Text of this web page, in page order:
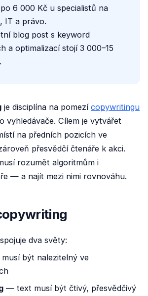
6 000 Kč u specialistů na
IT a právo.
blog post s keyword
a optimalizací stojí 3 000–15
je disciplína na pomezí copywritingu
vyhledávače. Cílem je vytvářet
na předních pozicích ve
přesvědčí čtenáře k akci.
rozumět algoritmům i
— a najít mezi nimi rovnováhu.
dva světy:
být nalezitelný ve
— text musí být čtivý, přesvědčivý